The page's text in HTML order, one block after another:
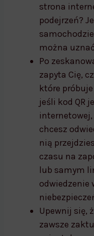
strona
podejrzeń?
można
Po
zapyta Cię,
które
jeśli kod QR
internetowej,
chcesz
nią
czasu na
lub samym
odwiedzenie
Upewnij się,
zawsze